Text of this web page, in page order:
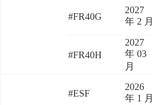
#FR40G
2027
年 2 月
#FR40H
2027
年 03
月
#ESF
2026
年 1 月